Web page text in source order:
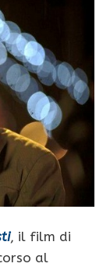
, il film di
al